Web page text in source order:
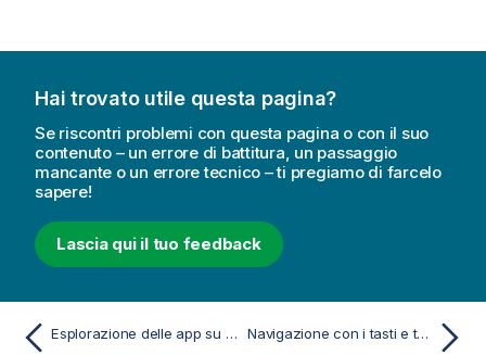
Hai trovato utile questa pagina?
Se riscontri problemi con questa pagina o con il suo
contenuto – un errore di battitura, un passaggio
mancante o un errore tecnico – ti pregiamo di farcelo
sapere!
Lascia qui il tuo feedback
Esplorazione delle app su uno schermo di dimensioni ridotte Navigazione con i tasti e tasti di scelta rapida nelle app